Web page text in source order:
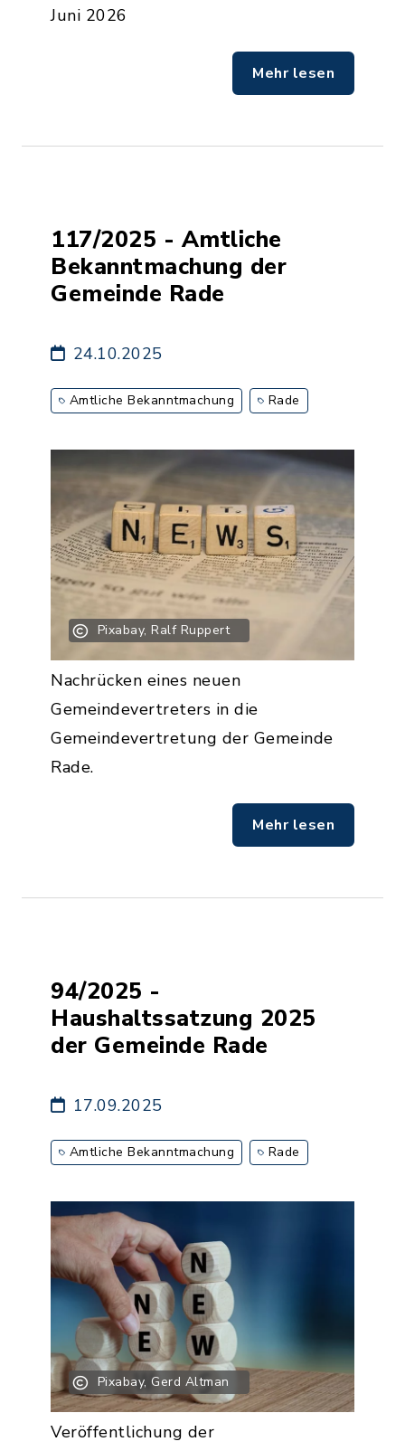
Juni 2026
Mehr lesen
117/2025 - Amtliche
Bekanntmachung der
Gemeinde Rade
24.10.2025
Amtliche Bekanntmachung Rade
Pixabay, Ralf Ruppert
Nachrücken eines neuen
Gemeindevertreters in die
Gemeindevertretung der Gemeinde
Rade.
Mehr lesen
94/2025 -
Haushaltssatzung 2025
der Gemeinde Rade
17.09.2025
Amtliche Bekanntmachung Rade
Pixabay, Gerd Altman
Veröffentlichung der